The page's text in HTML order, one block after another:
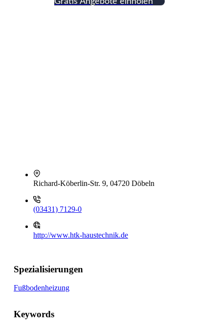
Richard-Köberlin-Str. 9, 04720 Döbeln
(03431) 7129-0
http://www.htk-haustechnik.de
Spezialisierungen
Fußbodenheizung
Keywords